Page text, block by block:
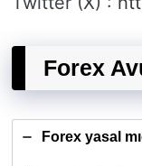
Forex
Forex yasal